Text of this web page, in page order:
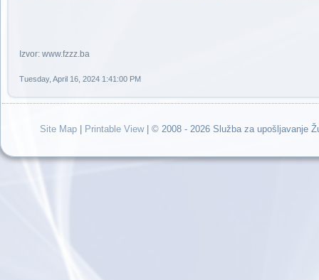
Izvor: www.fzzz.ba
Tuesday, April 16, 2024 1:41:00 PM
Site Map Printable View| © 2008 - 2026 Služba za upošljavanje